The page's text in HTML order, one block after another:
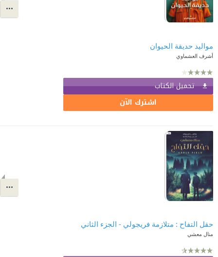
مواليد حديقة الحيوان
أشرف العشماوي
تحميل الكتاب
اشترك الآن
حقل التفاح⁩ : متلازمة فريجولي - الجزء الثاني
منال معشي